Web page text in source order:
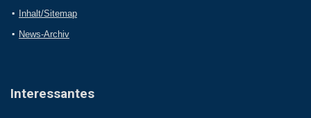
Inhalt/Sitemap
News-Archiv
Interessantes